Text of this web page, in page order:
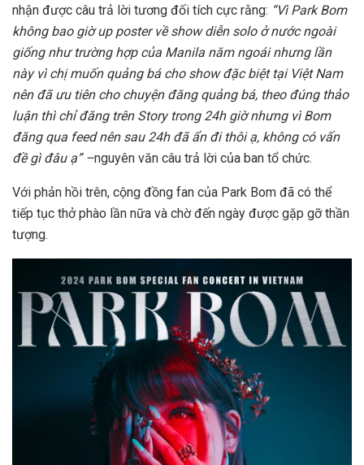
nhận được câu trả lời tương đối tích cực rằng: “Vì Park Bom
không bao giờ up poster về show diễn solo ở nước ngoài
giống như trường hợp của Manila năm ngoái nhưng lần
này vì chị muốn quảng bá cho show đặc biệt tại Việt Nam
nên đã ưu tiên cho chuyện đăng quảng bá, theo đúng thảo
luận thì chỉ đăng trên Story trong 24h giờ nhưng vì Bom
đăng qua feed nên sau 24h đã ẩn đi thôi ạ, không có vấn
đề gì đâu ạ” –nguyên văn câu trả lời của ban tổ chức.
Với phản hồi trên, cộng đồng fan của Park Bom đã có thể
tiếp tục thở phào lần nữa và chờ đến ngày được gặp gỡ thần
tượng.